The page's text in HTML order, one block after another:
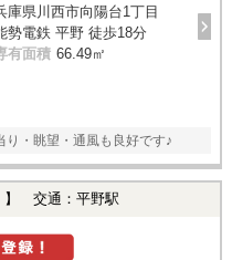
庫県川西市向陽台1丁目
勢電鉄 平野 徒歩18分
有面積 66.49㎡
・眺望・通風も良好です♪
】 交通：平野駅